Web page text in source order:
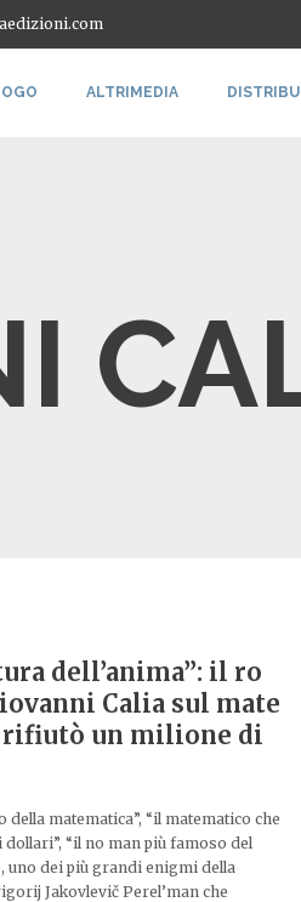
ALTRIMEDIA
dell’anima”: il ro
Calia sul mate
rifiutò un milione di
della matematica”, “il matematico che
“il no man più famoso del
uno dei più grandi enigmi della
Jakovlevič Perel’man che